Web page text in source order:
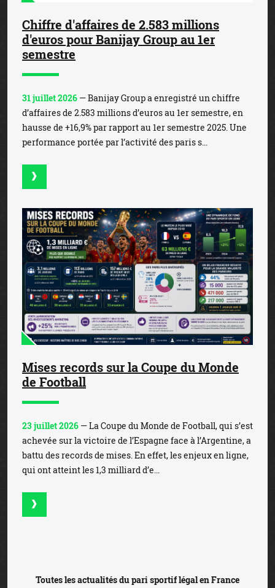
Chiffre d'affaires de 2.583 millions
d'euros pour Banijay Group au 1er
semestre
31 juillet 2026 — Banijay Group a enregistré un chiffre
d’affaires de 2.583 millions d’euros au 1er semestre, en
hausse de +16,9% par rapport au 1er semestre 2025. Une
performance portée par l’activité des paris s...
Mises records sur la Coupe du Monde
de Football
23 juillet 2026 — La Coupe du Monde de Football, qui s’est
achevée sur la victoire de l’Espagne face à l’Argentine, a
battu des records de mises. En effet, les enjeux en ligne,
qui ont atteint les 1,3 milliard d’e...
Toutes les actualités du pari sportif légal en France